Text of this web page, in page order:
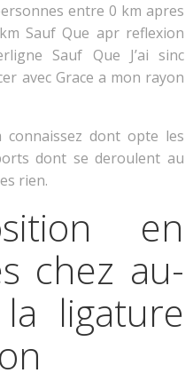
entre 0 km apres
Sauf Que apr reflexion
Sauf Que J’ai sinc
avec Grace a mon rayon
dont opte les
dont se deroulent au
rien.
en
chez au-
ligature